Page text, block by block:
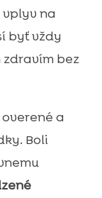
vplyv na
byť vždy
zdravím bez
a
Boli